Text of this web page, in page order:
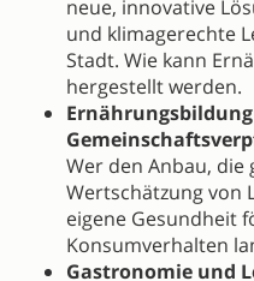
neue, innovative
und klimagerechte
Stadt. Wie kann
hergestellt werden.
Wer den Anbau,
Wertschätzung von
eigene Gesundheit
Konsumverhalten
Gastronomie und